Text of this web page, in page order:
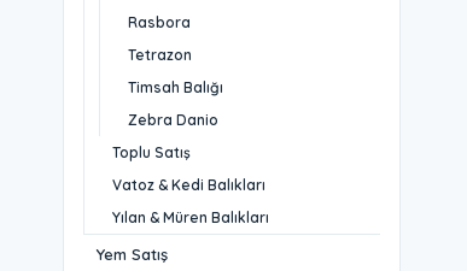
Rasbora
Tetrazon
Timsah Balığı
Zebra Danio
Toplu Satış
Vatoz & Kedi Balıkları
Yılan & Müren Balıkları
Yem Satış